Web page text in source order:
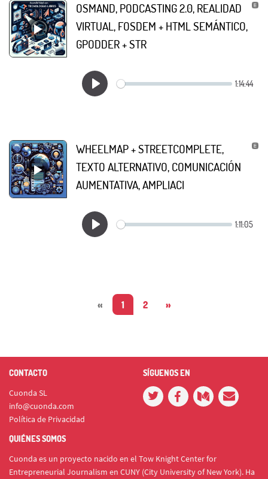
OSMAND, PODCASTING 2.0, REALIDAD
VIRTUAL, FOSDEM + HTML SEMÁNTICO,
GPODDER + STR
WHEELMAP + STREETCOMPLETE,
TEXTO ALTERNATIVO, COMUNICACIÓN
AUMENTATIVA, AMPLIACI
« 1 2 »
CONTACTO
Cuonda SL
info@cuonda.com
Política de Privacidad
SÍGUENOS EN
QUIÉNES SOMOS
Cuonda es un proyecto nacido en el Tow Knight Center for
Entrepreneurial Journalism en CUNY (City University of New York). Ha